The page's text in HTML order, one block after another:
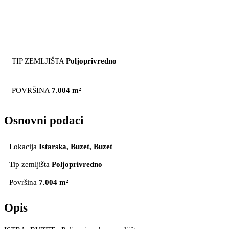
TIP ZEMLJIŠTA Poljoprivredno
POVRŠINA 7.004 m²
Osnovni podaci
Lokacija Istarska, Buzet, Buzet
Tip zemljišta Poljoprivredno
Površina 7.004 m²
Opis